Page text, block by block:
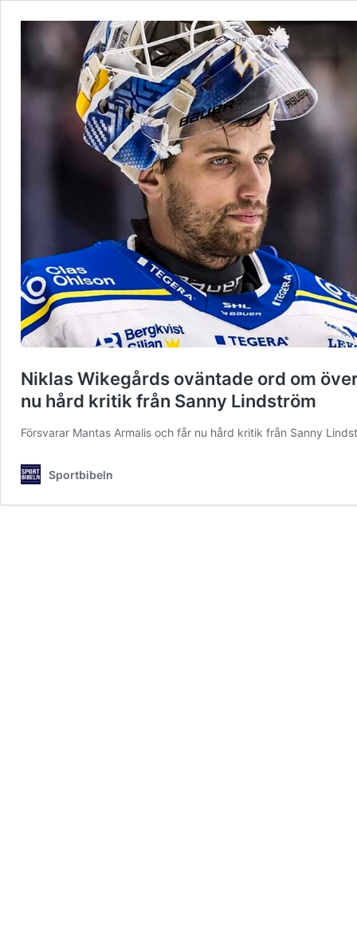
Niklas Wikegårds oväntade ord om
nu hård kritik från Sanny Lindström
Försvarar Mantas Armalis och får nu hård kritik från Sanny
Sportbibeln